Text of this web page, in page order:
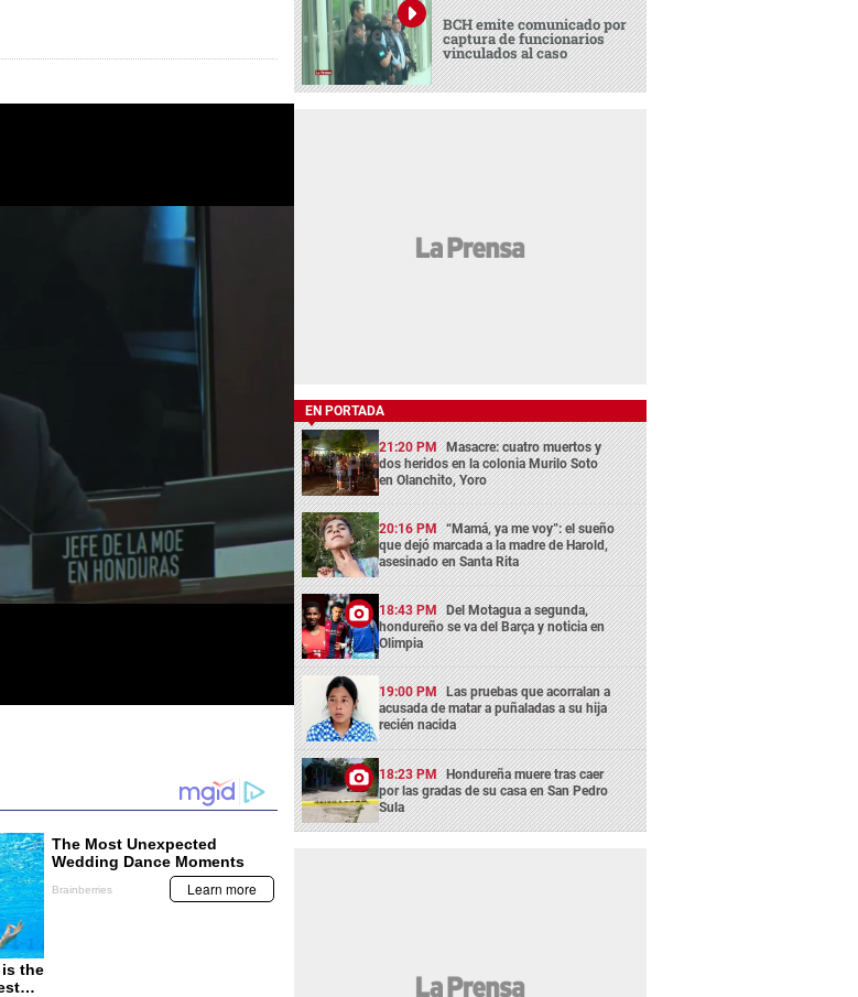
BCH emite comunicado por
captura de funcionarios
vinculados al caso
EN PORTADA
21:20 PM Masacre: cuatro muertos y
dos heridos en la colonia Murilo Soto
en Olanchito, Yoro
20:16 PM “Mamá, ya me voy”: el sueño
que dejó marcada a la madre de Harold,
asesinado en Santa Rita
18:43 PM Del Motagua a segunda,
hondureño se va del Barça y noticia en
Olimpia
19:00 PM Las pruebas que acorralan a
acusada de matar a puñaladas a su hija
recién nacida
18:23 PM Hondureña muere tras caer
por las gradas de su casa en San Pedro
Sula